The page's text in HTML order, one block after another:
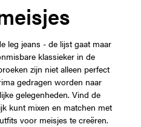
leg jeans - de lijst gaat maar
klassieker in de
zijn niet alleen perfect
gedragen worden naar
gelegenheden. Vind de
kunt mixen en matchen met
voor meisjes te creëren.